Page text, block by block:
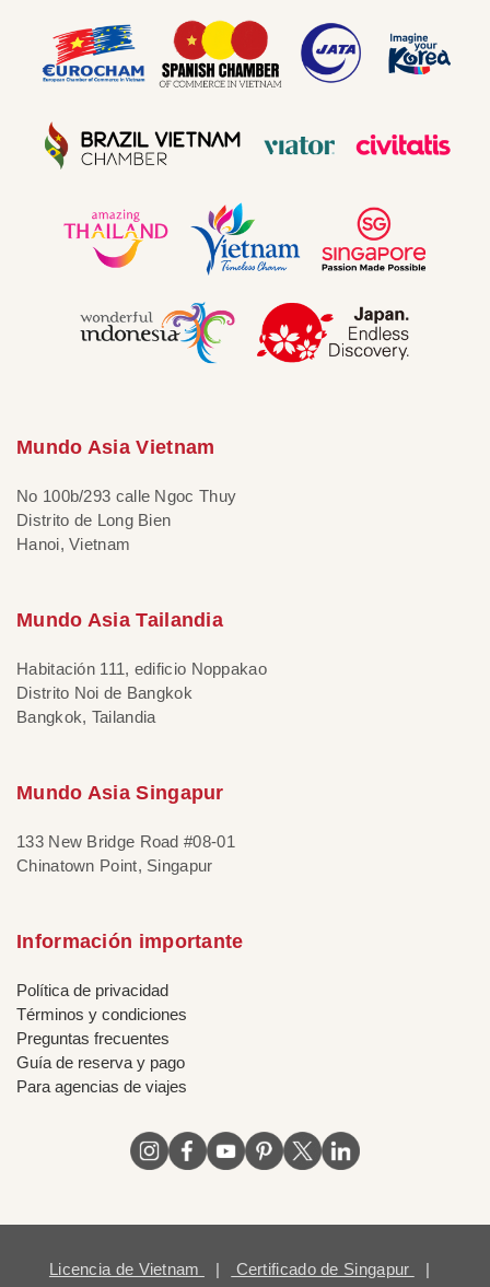
Mundo Asia Vietnam
No 100b/293 calle Ngoc Thuy
Distrito de Long Bien
Hanoi, Vietnam
Mundo Asia Tailandia
Habitación 111, edificio Noppakao
Distrito Noi de Bangkok
Bangkok, Tailandia
Mundo Asia Singapur
133 New Bridge Road #08-01
Chinatown Point, Singapur
Información importante
Política de privacidad
Términos y condiciones
Preguntas frecuentes
Guía de reserva y pago
Para agencias de viajes
Licencia de Vietnam | Certificado de Singapur
|